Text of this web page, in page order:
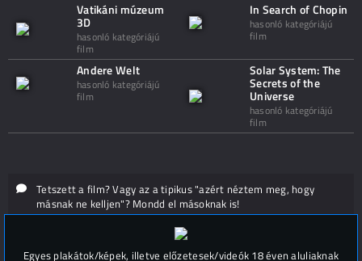
Vatikáni múzeum
3D
hasonló kategóriájú
film
In Search of Chopin
hasonló kategóriájú
film
Andere Welt
hasonló kategóriájú
film
Solar System: The
Secrets of the
Universe
hasonló kategóriájú
film
Tetszett a film? Vagy az a tipikus "azért néztem meg, hogy
másnak ne kelljen"? Mondd el másoknak is!
Hozzászólások (
Egyes plakátok/képek, illetve előzetesek/videók 18 éven aluliaknak